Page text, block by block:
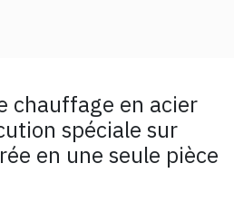
chauffage en acier
spéciale sur
en une seule pièce